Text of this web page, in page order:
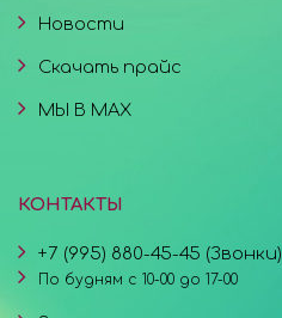
Новости
Скачать прайс
МЫ В MAX
КОНТАКТЫ
+7 (995) 880-45-45 (Звонки)
По будням с 10-00 до 17-00